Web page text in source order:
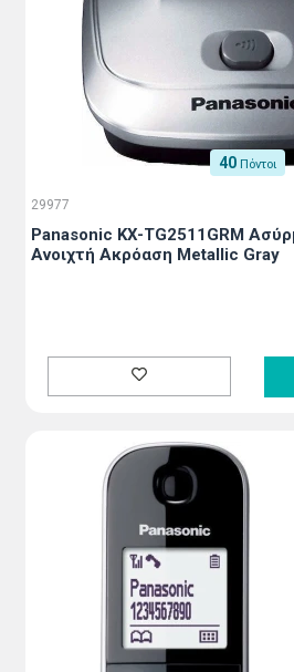
40 Πόντοι
29977
Panasonic KX-TG2511GRM
Aνοιχτή Aκρόαση Metallic Gray